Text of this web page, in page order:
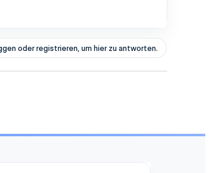
oder registrieren, um hier zu antworten.